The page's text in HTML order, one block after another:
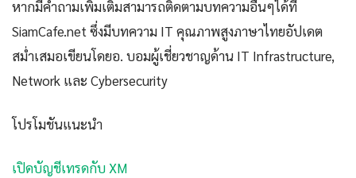
หากมีคำถามเพิ่มเติมสามารถติดตามบทความอื่นๆได้ที่
SiamCafe.net ซึ่งมีบทความ IT คุณภาพสูงภาษาไทยอัปเดต
สม่ำเสมอเขียนโดยอ. บอมผู้เชี่ยวชาญด้าน IT Infrastructure,
Network และ Cybersecurity
โปรโมชันแนะนำ
เปิดบัญชีเทรดกับ XM